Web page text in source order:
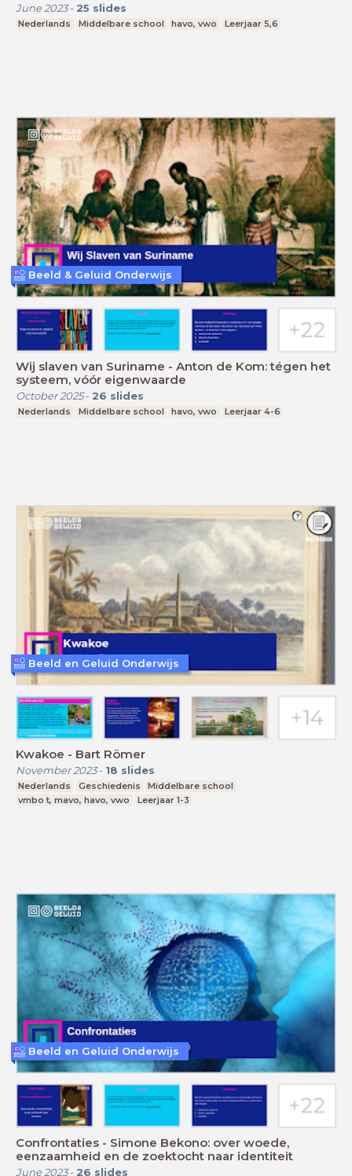
June 2023- 25 slides
Nederlands Middelbare school havo, vwo Leerjaar 5,6
Wij slaven van Suriname - Anton de Kom: tégen het
systeem, vóór eigenwaarde
October 2025- 26 slides
Nederlands Middelbare school havo, vwo Leerjaar 4-6
Beeld & Geluid Onderwijs
Kwakoe - Bart Römer
November 2023- 18 slides
Nederlands Geschiedenis
Middelbare school
vmbo t, mavo, havo, vwo
Leerjaar 1-3
Beeld en Geluid Onderwijs
Confrontaties - Simone Bekono: over woede,
eenzaamheid en de zoektocht naar identiteit
June 2023- 26 slides
Beeld en Geluid Onderwijs